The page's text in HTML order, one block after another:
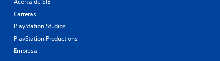
Acerca de SIE
Carreras
PlayStation Studios
PlayStation Productions
Empresa